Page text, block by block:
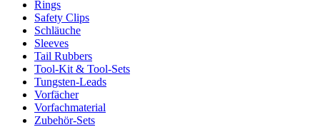
Rings
Safety Clips
Schläuche
Sleeves
Tail Rubbers
Tool-Kit & Tool-Sets
Tungsten-Leads
Vorfächer
Vorfachmaterial
Zubehör-Sets